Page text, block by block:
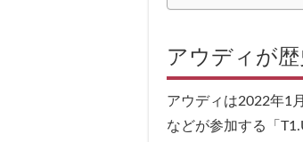
アウディが
アウディは2022年1
などが参加する「